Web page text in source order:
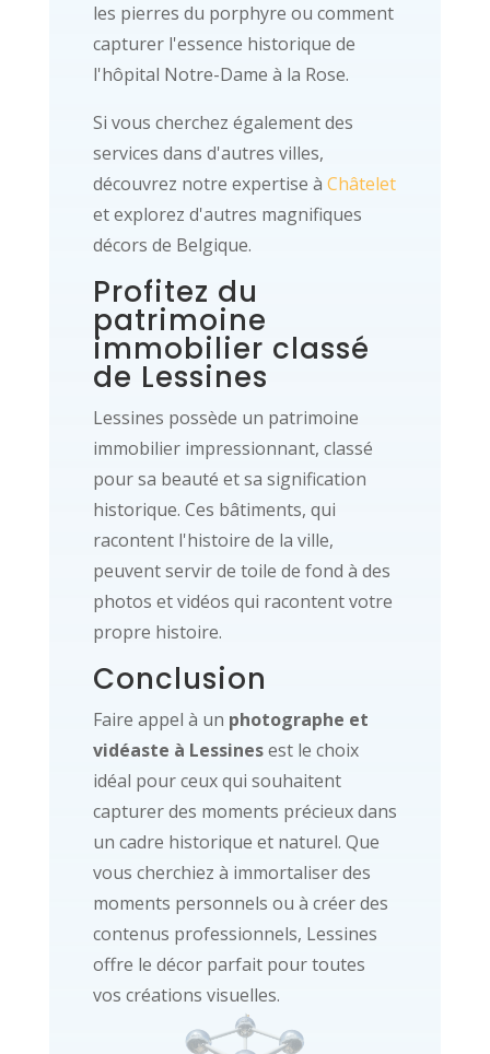
les pierres du porphyre ou comment
capturer l'essence historique de
l'hôpital Notre-Dame à la Rose.
Si vous cherchez également des
services dans d'autres villes,
découvrez notre expertise à Châtelet
et explorez d'autres magnifiques
décors de Belgique.
Profitez du
patrimoine
immobilier classé
de Lessines
Lessines possède un patrimoine
immobilier impressionnant, classé
pour sa beauté et sa signification
historique. Ces bâtiments, qui
racontent l'histoire de la ville,
peuvent servir de toile de fond à des
photos et vidéos qui racontent votre
propre histoire.
Conclusion
Faire appel à un photographe et
vidéaste à Lessinesest le choix
idéal pour ceux qui souhaitent
capturer des moments précieux dans
un cadre historique et naturel. Que
vous cherchiez à immortaliser des
moments personnels ou à créer des
contenus professionnels, Lessines
offre le décor parfait pour toutes
vos créations visuelles.